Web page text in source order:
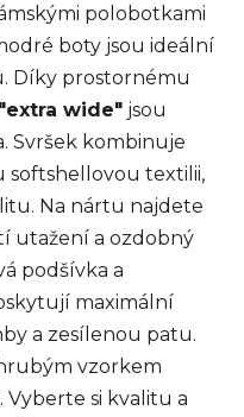
polobotkami
boty jsou ideální
Díky prostornému
"extra wide" jsou
Svršek kombinuje
textilii,
Na nártu najdete
utažení a ozdobný
podšívka a
maximální
a zesílenou patu.
vzorkem
si kvalitu a